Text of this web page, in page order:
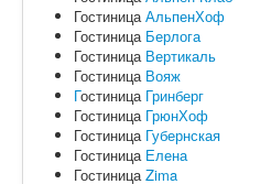
Гостиница АльпенХоф
Гостиница Берлога
Гостиница Вертикаль
Гостиница Вояж
Гостиница Гринберг
Гостиница ГрюнХоф
Гостиница Губернская
Гостиница Елена
Гостиница Zima